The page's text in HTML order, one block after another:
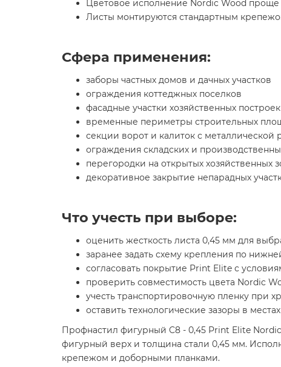
Цветовое исполнение Nordic Wood
Листы монтируются стандартным
Сфера применения:
заборы частных домов и дачных участков
ограждения коттеджных поселков
фасадные участки хозяйственных построек
временные периметры строительных
секции ворот и калиток с металлической
ограждения складских и
перегородки на открытых хозяйственных
декоративное закрытие непарадных
Что учесть при выборе:
оценить жесткость листа 0,45 мм для
заранее задать схему крепления по
согласовать покрытие Print Elite с
проверить совместимость цвета Nordic
учесть транспортировочную пленку при
оставить технологические зазоры в
Профнастил фигурный C8 - 0,45 Print Elite
фигурный верх и толщина стали 0,45 мм.
крепежом и доборными планками.